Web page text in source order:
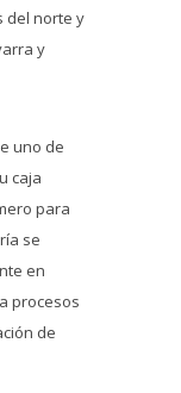
del norte y
y
uno de
caja
para
se
en
procesos
de